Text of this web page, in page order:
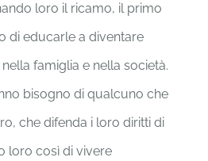
loro il ricamo, il primo
di educarle a diventare
famiglia e nella società.
bisogno di qualcuno che
che difenda i loro diritti di
loro così di vivere